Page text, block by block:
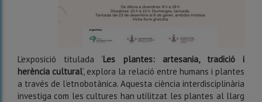
L’exposició titulada ‘Les plantes: artesania, tradició i
herència cultural’, explora la relació entre humans i plantes
a través de l’etnobotànica. Aquesta ciència interdisciplinària
investiga com les cultures han utilitzat les plantes al llarg